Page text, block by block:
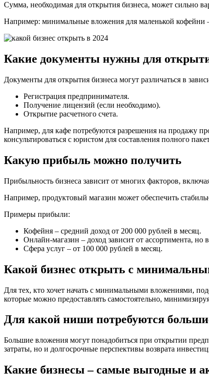
Сумма, необходимая для открытия бизнеса, может сильно
Например: минимальные вложения для маленькой кофейни
Какие документы нужны для
Документы для открытия бизнеса могут различаться в
Регистрация предпринимателя.
Получение лицензий (если необходимо).
Открытие расчетного счета.
Например, для кафе потребуются разрешения на продажу
консультироваться с юристом для составления полного
Какую прибыль можно получить
Прибыльность бизнеса зависит от многих факторов,
Например, продуктовый магазин может обеспечить
Примеры прибыли:
Кофейня – средний доход от 200 000 рублей в месяц.
Онлайн-магазин – доход зависит от ассортимента, но
Сфера услуг – от 100 000 рублей в месяц.
Какой бизнес открыть с
Для тех, кто хочет начать с минимальными вложениями,
которые можно предоставлять самостоятельно,
Для какой ниши потребуются
Большие вложения могут понадобиться при открытии
затраты, но и долгосрочные перспективы возврата
Какие бизнесы – самые выгодные и